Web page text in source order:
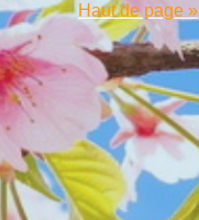
Haut de page »